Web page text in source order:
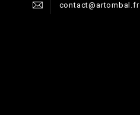
contact@artombal.fr